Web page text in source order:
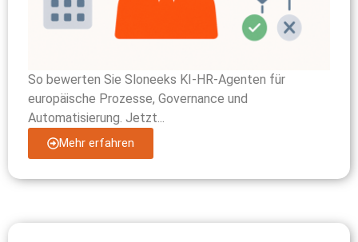
So bewerten Sie Sloneeks KI-HR-Agenten für
europäische Prozesse, Governance und
Automatisierung. Jetzt...
Mehr erfahren